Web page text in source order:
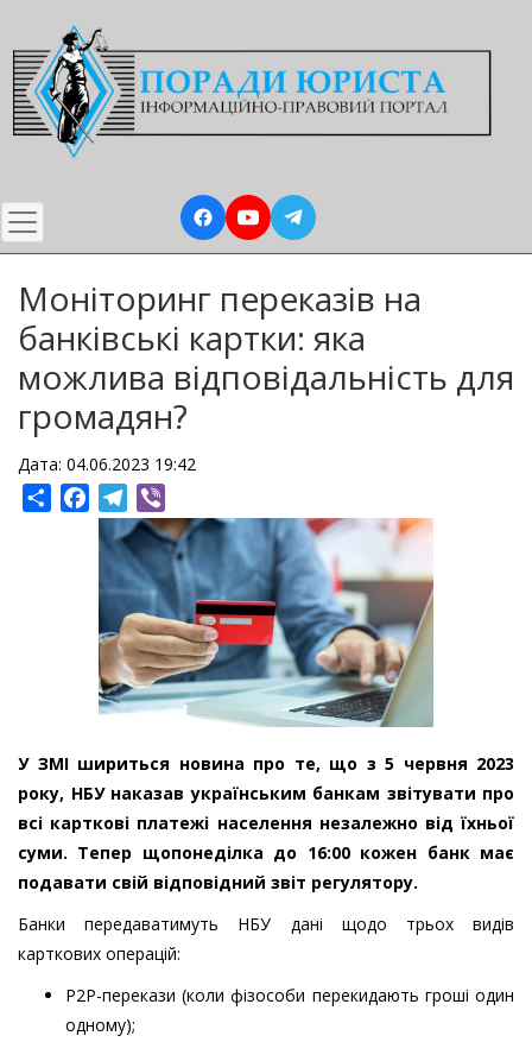
до
основного
вмісту
Моніторинг переказів на
банківські картки: яка
можлива відповідальність для
громадян?
Дата: 04.06.2023 19:42
ShareFacebookTelegram
У ЗМІ шириться новина про те, що з 5 червня 2023
року, НБУ наказав українським банкам звітувати про
всі карткові платежі населення незалежно від їхньої
суми. Тепер щопонеділка до 16:00 кожен банк має
подавати свій відповідний звіт регулятору.
Банки передаватимуть НБУ дані щодо трьох видів
карткових операцій:
P2P-перекази (коли фізособи перекидають гроші один
одному);